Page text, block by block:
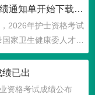
月1日 重要提醒...
6月25日起，2026年护考成绩通知单开始下载打印！
2026年护士资格考试
家卫生健康委人才交
可打印。 01 成绩单
要打印！ 1.立...
已出
资格考试成绩公布